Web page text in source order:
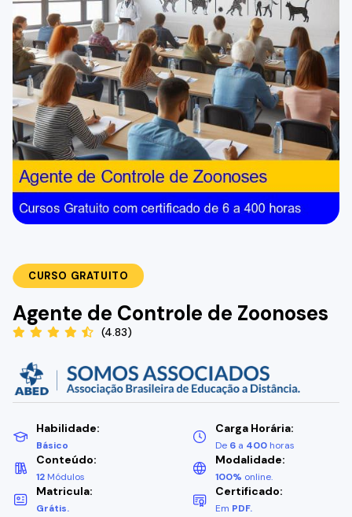
CURSO GRATUITO
Agente de Controle de Zoonoses
(4.83)
Habilidade:
Básico
Carga Horária:
De 6 a 400 horas
Conteúdo:
12 Módulos
Modalidade:
100% online.
Matricula:
Grátis.
Certificado:
Em PDF.